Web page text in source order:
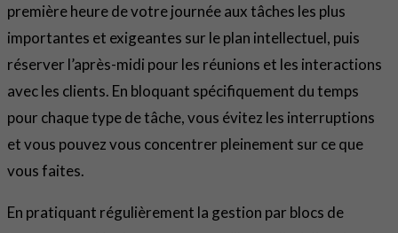
première heure de votre journée aux tâches les plus
importantes et exigeantes sur le plan intellectuel, puis
réserver l’après-midi pour les réunions et les interactions
avec les clients. En bloquant spécifiquement du temps
pour chaque type de tâche, vous évitez les interruptions
et vous pouvez vous concentrer pleinement sur ce que
vous faites.
En pratiquant régulièrement la gestion par blocs de